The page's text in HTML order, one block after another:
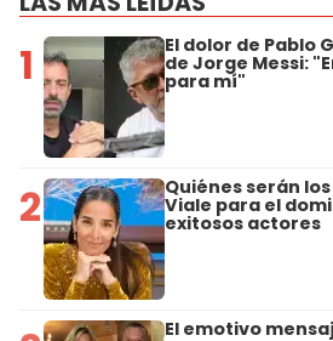
1 El dolor de Pablo
de Jorge Messi:
para mí"
2 Quiénes serán
Viale para el
exitosos actores
El emotivo